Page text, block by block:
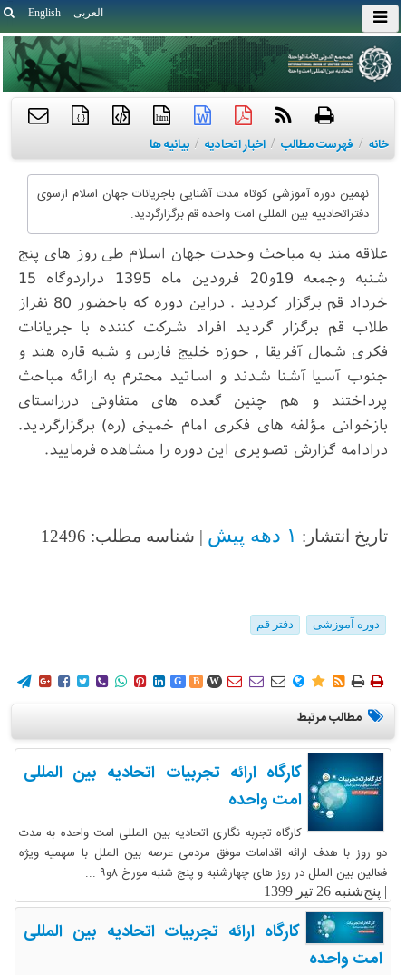
English العربی
htm
{ }
خانه / فهرست مطالب / اخبار اتحادیه / بیانیه ها
نهمین دوره آموزشی کوتاه مدت آشنایی باجریانات جهان اسلام ازسوی
دفتراتحادییه بین المللی امت واحده قم برگزارگردید.
علاقه مند به مباحث وحدت جهان اسلام طی روز های پنج
شنبه وجمعه 19و20 فرودین ماه 1395 دراردوگاه 15
خرداد قم برگزار کردید . دراین دوره که باحضور 80 نفراز
طلاب قم برگزار گردید افراد شرکت کننده با جریانات
فکری شمال آفریقا , حوزه خلیج فارس و شبه قاره هند و
جنوب آسیا آشنا شدند و اساتید محترم به ارائه مباحث
پرداختند و هم چنین گعده های متفاوتی درراستای
بازخوانی مؤلفه های فکری امام خمینی (ره) برگزارگردید.
درادامه گزارش تصویری این دوره را مشاهده فرمایید.
تاریخ انتشار: ۱ دهه پیش | شناسه مطلب: 12496
دوره آموزشی دفتر قم
        G B W        
مطالب مرتبط
کارگاه ارائه تجربیات اتحادیه بین المللی
امت واحده
کارگاه تجربه نگاری اتحادیه بین المللی امت واحده به مدت
دو روز با هدف ارائه اقدامات موفق مردمی عرصه بین الملل با سهمیه ویژه
فعالین بین الملل در روز های چهارشنبه و پنج شنبه مورخ ۸و۹ ...
پنج‌شنبه 26 تیر 1399
کارگاه ارائه تجربیات اتحادیه بین المللی
امت واحده